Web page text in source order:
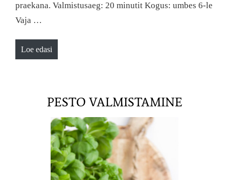
praekana. Valmistusaeg: 20 minutit Kogus: umbes 6-le
Vaja …
Loe edasi
PESTO VALMISTAMINE